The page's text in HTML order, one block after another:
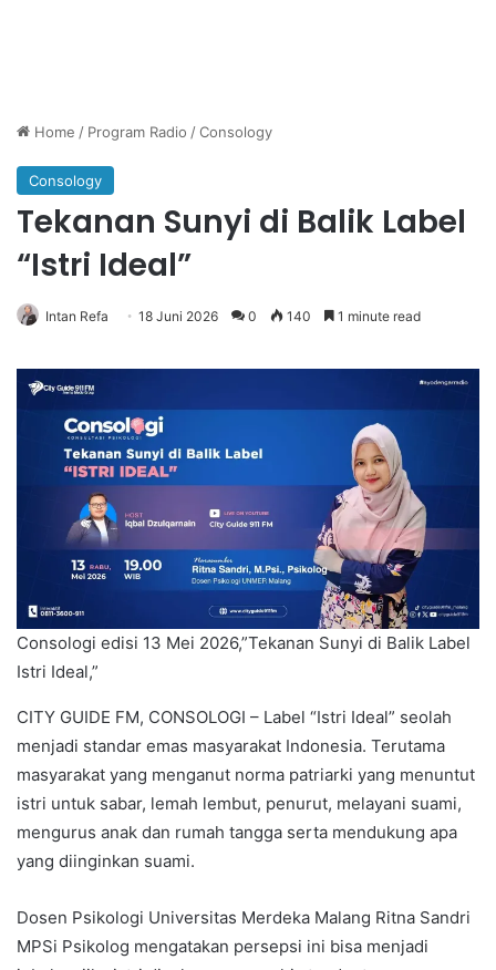
Home / Program Radio /Consology
Consology
Tekanan Sunyi di Balik Label
“Istri Ideal”
Intan Refa 18 Juni 2026 0 140 1 minute read
Consologi edisi 13 Mei 2026,”Tekanan Sunyi di Balik Label
Istri Ideal,”
CITY GUIDE FM, CONSOLOGI – Label “Istri Ideal” seolah
menjadi standar emas masyarakat Indonesia. Terutama
masyarakat yang menganut norma patriarki yang menuntut
istri untuk sabar, lemah lembut, penurut, melayani suami,
mengurus anak dan rumah tangga serta mendukung apa
yang diinginkan suami.
Dosen Psikologi Universitas Merdeka Malang Ritna Sandri
MPSi Psikolog mengatakan persepsi ini bisa menjadi